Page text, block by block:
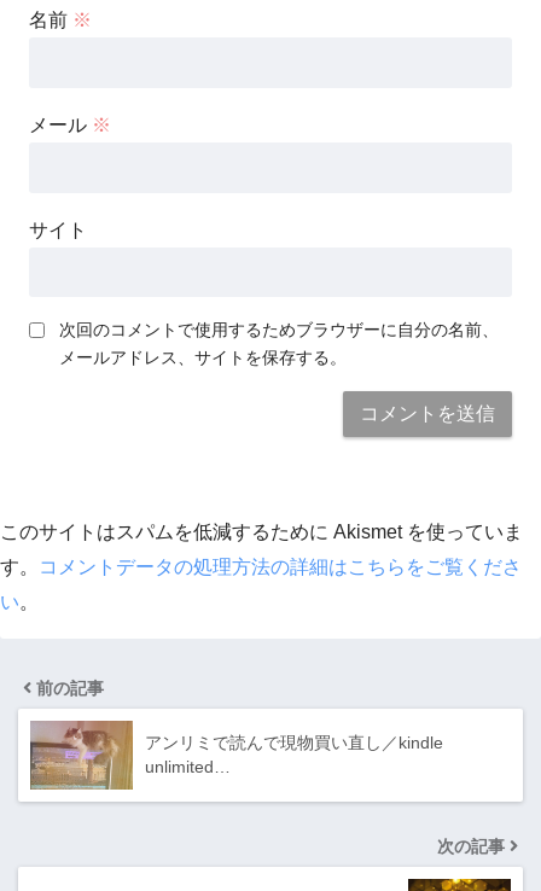
名前 ※
メール ※
サイト
次回のコメントで使用するためブラウザーに自分の名前、
メールアドレス、サイトを保存する。
このサイトはスパムを低減するために Akismet を使っていま
す。
コメントデータの処理方法の詳細はこちらをご覧くださ
い。
前の記事
アンリミで読んで現物買い直し／kindle
unlimited…
次の記事